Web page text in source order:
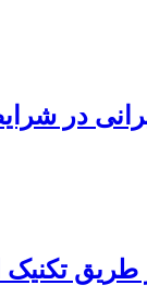
در
طریق تکنیک